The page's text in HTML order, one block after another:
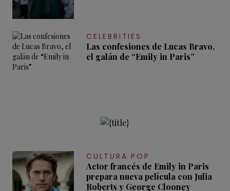
CELEBRITIES
Las confesiones de Lucas Bravo,
el galán de “Emily in Paris”
CULTURA POP
Actor francés de Emily in Paris
prepara nueva película con Julia
Roberts y George Clooney